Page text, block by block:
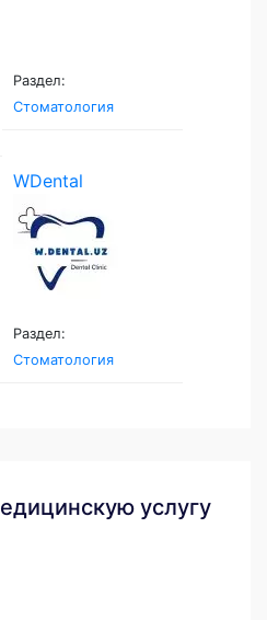
Раздел:
Стоматология
WDental
Раздел:
Стоматология
услугу